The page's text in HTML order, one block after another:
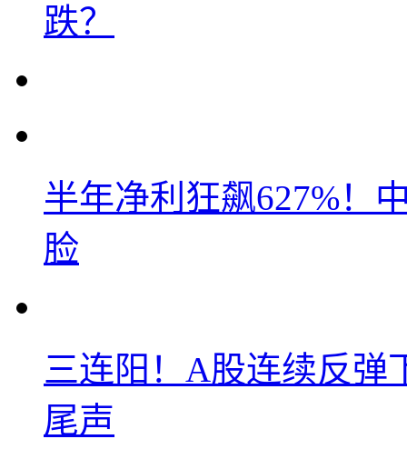
跌？
半年净利狂飙627%！
脸
三连阳！A股连续反弹
尾声